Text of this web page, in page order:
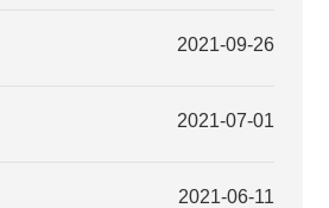
2021-09-26
2021-07-01
2021-06-11